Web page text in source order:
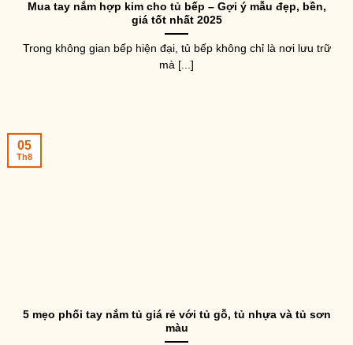
Mua tay nắm hợp kim cho tủ bếp – Gợi ý mẫu đẹp, bền,
giá tốt nhất 2025
Trong không gian bếp hiện đại, tủ bếp không chỉ là nơi lưu trữ
mà [...]
5 mẹo phối tay nắm tủ giá rẻ với tủ gỗ, tủ nhựa và tủ sơn
màu
05
Th8